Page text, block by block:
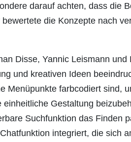
darauf achten, dass die
die Konzepte nach
Disse, Yannic Leismann
und kreativen Ideen
farbcodiert sind,
Gestaltung
Suchfunktion das Finden
integriert, die sich